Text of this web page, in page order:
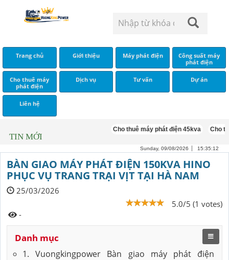
Trang chủ Giới thiệu Máy phát điện
Công suất máy
phát điện
Cho thuê máy
phát điện
Dịch vụ Tư vấn Dự án
Liên hệ
TIN MỚI
Cho thuê máy phát điện 45kva Cho
Sunday, 09/08/2026 15:35:13
BÀN GIAO MÁY PHÁT ĐIỆN 150KVA HINO
PHỤC VỤ TRANG TRẠI VỊT TẠI HÀ NAM
25/03/2026
5.0/5 (1 votes)
-
Danh mục
1. Vuongkingpower Bàn giao máy phát điện